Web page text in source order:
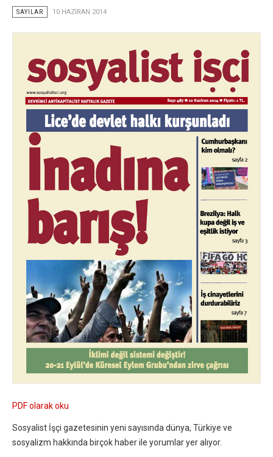
SAYILAR 10 HAZIRAN 2014
PDF olarak oku
Sosyalist İşçi gazetesinin yeni sayısında dünya, Türkiye ve
sosyalizm hakkında birçok haber ile yorumlar yer alıyor.